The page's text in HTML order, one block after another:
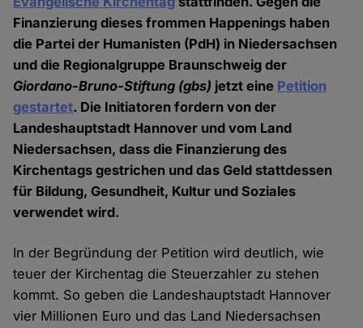
Finanzierung dieses frommen Happenings haben
die Partei der Humanisten (PdH) in Niedersachsen
und die Regionalgruppe Braunschweig der
Giordano-Bruno-Stiftung (gbs) jetzt eine Petition
gestartet. Die Initiatoren fordern von der
Landeshauptstadt Hannover und vom Land
Niedersachsen, dass die Finanzierung des
Kirchentags gestrichen und das Geld stattdessen
für Bildung, Gesundheit, Kultur und Soziales
verwendet wird.
In der Begründung der Petition wird deutlich, wie
teuer der Kirchentag die Steuerzahler zu stehen
kommt. So geben die Landeshauptstadt Hannover
vier Millionen Euro und das Land Niedersachsen